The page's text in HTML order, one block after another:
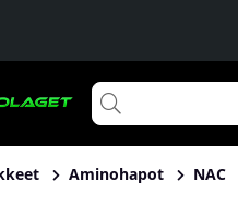
Aminohapot NAC